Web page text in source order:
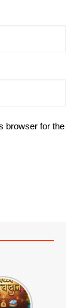
browser for the